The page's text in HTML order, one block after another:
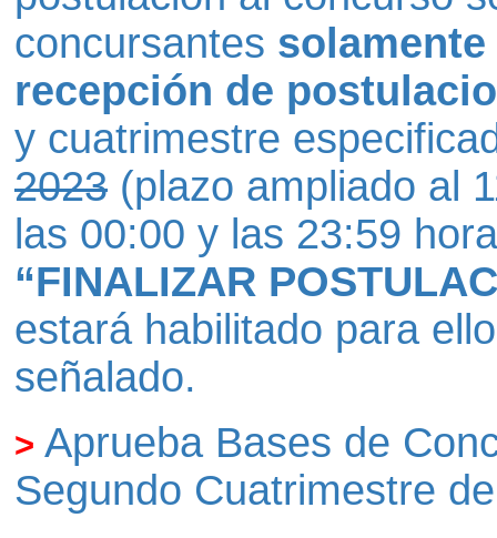
concursantes
recepción de
y cuatrimestre
2023 (plazo ampliado al
las 00:00 y las 23:59
“FINALIZAR
estará habilitado para
señalado.
> Aprueba Bases de
Segundo Cuatrimestre